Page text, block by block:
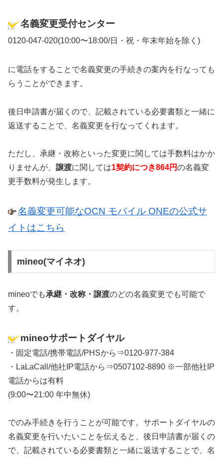
名義変更受付センター
0120-047-020(10:00〜18:00/日・祝・年末年始を除く)
に電話をすることで名義変更の手続きの案内を行なっても
らうことができます。
後日申請書が届くので、記載されている必要書類と一緒に
返送することで、名義変更を行なってくれます。
ただし、承継・改称といった変更に関しては手数料はかか
りませんが、 譲渡に関しては1契約につき864円の名義変
更手数料が発生します。
名義変更可能なOCN モバイル ONEの公式サ
イトはこちら
mineo(マイネオ)
mineoでも承継・改称・譲渡のどの名義変更でも可能で
す。
mineoサポートダイヤル
・固定電話/携帯電話/PHSから⇒0120-977-384
・LaLaCall/他社IP電話から⇒0507102-8890 ※一部他社IP
電話からは有料
(9:00〜21:00 年中無休)
でのみ手続きを行うことが可能です。サポートダイヤルの
名義変更を行いたいことを伝えると、後日申請書が届くの
で、記載されている必要書類と一緒に返送することで、名